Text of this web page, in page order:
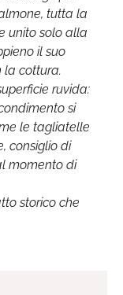
tutta la
unito solo alla
il suo
la cottura.
ruvida:
si
le tagliatelle
consiglio di
momento di
storico che